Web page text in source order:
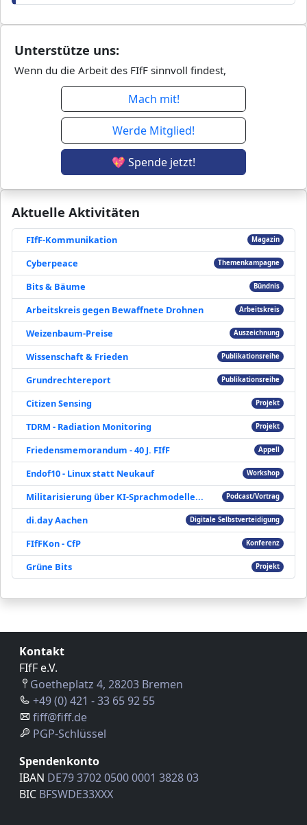
Aktuelle Aktivitäten
FIfF-Kommunikation Magazin
Cyberpeace Themenkampagne
Bits & Bäume Bündnis
Arbeitskreis gegen Bewaffnete Drohnen Arbeitskreis
Weizenbaum-Preise Auszeichnung
Wissenschaft & Frieden Publikationsreihe
Grundrechtereport Publikationsreihe
Citizen Sensing Projekt
TDRM - Radiation Monitoring Projekt
Friedensmemorandum - 40 J. FIfF Appell
Endof10 - Linux statt Neukauf Workshop
Militarisierung über KI-Sprachmodelle... Podcast/Vortrag
di.day Aachen Digitale Selbstverteidigung
FIfFKon - CfP Konferenz
Grüne Bits Projekt
Unterstütze uns:
Wenn du die Arbeit des FIfF sinnvoll findest,
Mach mit!
Werde Mitglied!
💖 Spende jetzt!
Kontakt
FIfF e.V.
Goetheplatz 4, 28203 Bremen
+49 (0) 421 - 33 65 92 55
fiff@fiff.de
PGP-Schlüssel
Spendenkonto
IBAN DE79 3702 0500 0001 3828 03
BIC BFSWDE33XXX